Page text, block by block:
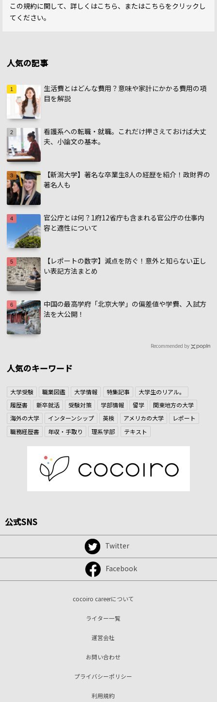
この規約に関して、詳しくはこちら、またはこちらをクリックし
てください。
人気の記事
生活費とはどんな費用？意味や家計にかかる費用の項
目を解説
看護系への転職・就職。これだけ押さえておけば大丈
夫、小論文の基本。
【新潟大学】著名な卒業生8人の経歴を紹介！政財界の
著名人も
官公庁とは何？1府12省庁も含まれる官公庁の仕事内
容と適性について
【レポートの数字】減点を防ぐ！意外と知らない正し
い表記方法まとめ
中国の最高学府「北京大学」の偏差値や学費、入試方
法を大公開！
Recommended by
人気のキーワード
大学受験 職業図鑑 大学情報 特集記事
大学生のリアル。
履歴書
新卒就活 受験対策 学部情報 留学
関東地方の大学
海外の大学
インターンシップ 英検 アメリカの大学
レポート
職務経歴書
年収・手取り 理系学部 テキスト
公式SNS
Twitter
Facebook
cocoiro careerについて
ライター一覧
運営会社
お問い合わせ
プライバシーポリシー
利用規約